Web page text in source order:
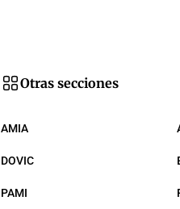
Otras secciones
AMIA
DOVIC
PAMI